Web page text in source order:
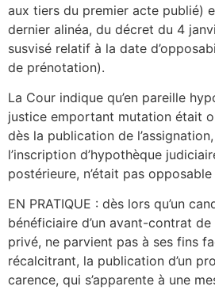
aux tiers du premier acte publié)
dernier alinéa, du décret du 4
susvisé relatif à la date
de prénotation).
La Cour indique qu’en pareille
justice emportant mutation était
dès la publication de
l’inscription d’hypothèque
postérieure, n’était pas opposable
EN PRATIQUE : dès lors qu’un
bénéficiaire d’un avant-contrat
privé, ne parvient pas à ses fins
récalcitrant, la publication d’un
carence, qui s’apparente à une